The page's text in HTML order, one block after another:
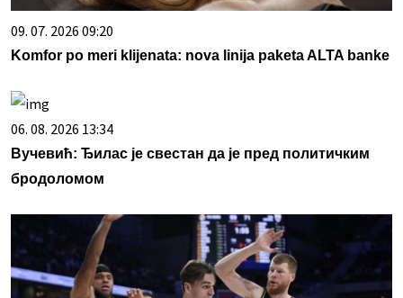
09. 07. 2026 09:20
Komfor po meri klijenata: nova linija paketa ALTA banke
06. 08. 2026 13:34
Вучевић: Ђилас је свестан да је пред политичким
бродоломом